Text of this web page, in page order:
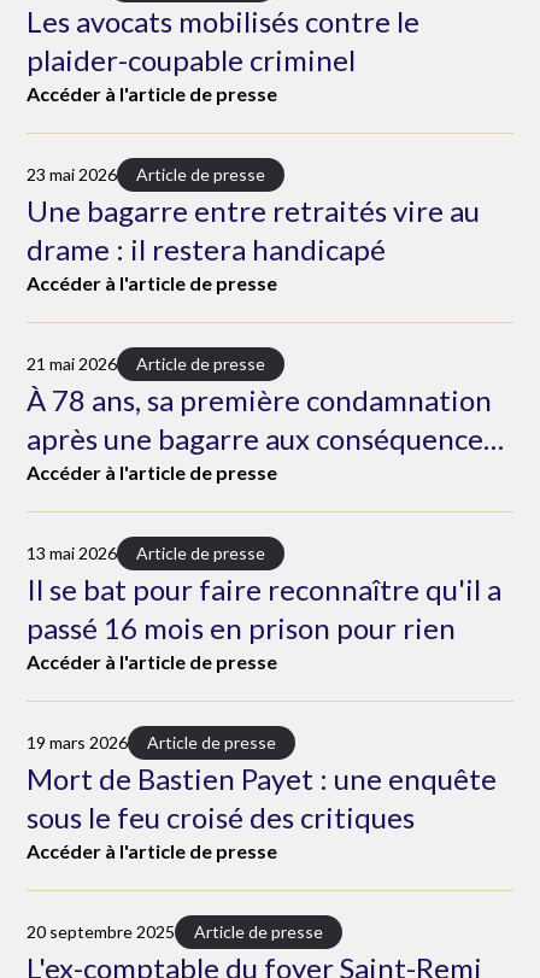
Les avocats mobilisés contre le
plaider-coupable criminel
Accéder à l'article de presse
23 mai 2026 Article de presse
Une bagarre entre retraités vire au
drame : il restera handicapé
Accéder à l'article de presse
21 mai 2026 Article de presse
À 78 ans, sa première condamnation
après une bagarre aux conséquences
irréversibles presse
Accéder à l'article de presse
13 mai 2026 Article de presse
Il se bat pour faire reconnaître qu'il a
passé 16 mois en prison pour rien
Accéder à l'article de presse
19 mars 2026 Article de presse
Mort de Bastien Payet : une enquête
sous le feu croisé des critiques
Accéder à l'article de presse
20 septembre 2025 Article de presse
L'ex-comptable du foyer Saint-Remi